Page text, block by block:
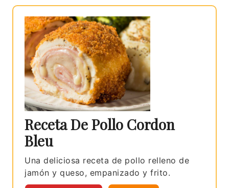
Receta De Pollo Cordon
Bleu
Una deliciosa receta de pollo relleno de
jamón y queso, empanizado y frito.